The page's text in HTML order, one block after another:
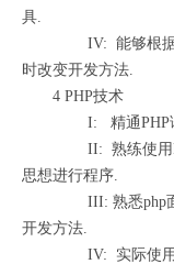
具.
IV: 能够根据实际
时改变开发方法.
4 PHP技术
I: 精通PHP语法,
II: 熟练使用PHP
思想进行程序.
III: 熟悉php面向
开发方法.
IV: 实际使用工厂